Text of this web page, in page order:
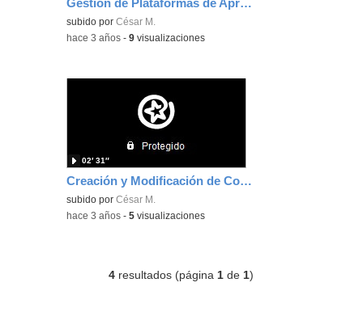
subido porCésar M.
-hace 3 años -9 visualizaciones
Creación y Modificación de Contenidos Digitales Educativos
subido porCésar M.
02′ 31″
-hace 3 años -5 visualizaciones
4 resultados (página 1 de 1)